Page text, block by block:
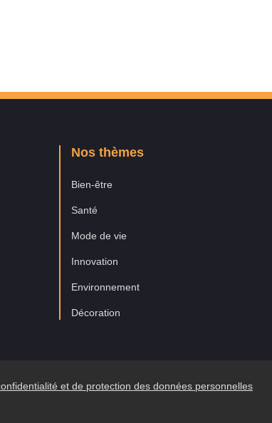
Nos thèmes
Bien-être
Santé
Mode de vie
Innovation
Environnement
Décoration
et de protection des données personnelles